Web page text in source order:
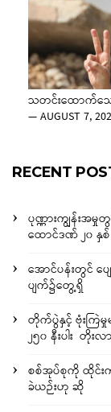
သတင်းထောက်သေ
—AUGUST 7,
RECENT
ပုဏ္ဏားကျွန်းအ
ထောင်ဒဏ် ၂၀ နှ
အောင်ပန်းတွင်
ပျက်၌တွေ့ရှိ
တိုက်ပွဲနှင့် ဗုံးကြဲမှု
၂၅၀ နီးပါး တိုးလာ
စစ်အုပ်စုကို ထိုင်
ခဲယဉ်းဟု ဆို